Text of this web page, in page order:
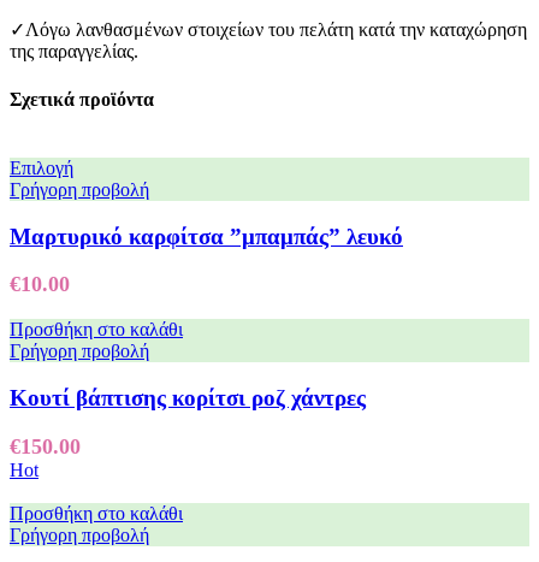
✓Λόγω λανθασμένων στοιχείων του πελάτη κατά την καταχώρηση
της παραγγελίας.
Σχετικά προϊόντα
Επιλογή
Γρήγορη προβολή
Μαρτυρικό καρφίτσα ”μπαμπάς” λευκό
€10.00
Προσθήκη στο καλάθι
Γρήγορη προβολή
Κουτί βάπτισης κορίτσι ροζ χάντρες
€150.00
Hot
Προσθήκη στο καλάθι
Γρήγορη προβολή